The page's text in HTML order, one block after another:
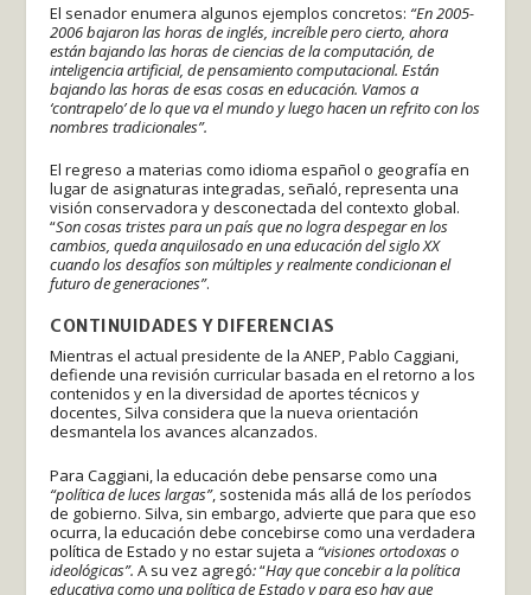
El senador enumera algunos ejemplos concretos: “En 2005-
2006 bajaron las horas de inglés, increíble pero cierto, ahora
están bajando las horas de ciencias de la computación, de
inteligencia artificial, de pensamiento computacional. Están
bajando las horas de esas cosas en educación. Vamos a
‘contrapelo’ de lo que va el mundo y luego hacen un refrito con los
nombres tradicionales”.
El regreso a materias como idioma español o geografía en
lugar de asignaturas integradas, señaló, representa una
visión conservadora y desconectada del contexto global.
“Son cosas tristes para un país que no logra despegar en los
cambios, queda anquilosado en una educación del siglo XX
cuando los desafíos son múltiples y realmente condicionan el
futuro de generaciones”.
CONTINUIDADES Y DIFERENCIAS
Mientras el actual presidente de la ANEP, Pablo Caggiani,
defiende una revisión curricular basada en el retorno a los
contenidos y en la diversidad de aportes técnicos y
docentes, Silva considera que la nueva orientación
desmantela los avances alcanzados.
Para Caggiani, la educación debe pensarse como una
“política de luces largas”, sostenida más allá de los períodos
de gobierno. Silva, sin embargo, advierte que para que eso
ocurra, la educación debe concebirse como una verdadera
política de Estado y no estar sujeta a “visiones ortodoxas o
ideológicas”.A su vez agregó:“Hay que concebir a la política
educativa como una política de Estado y para eso hay que